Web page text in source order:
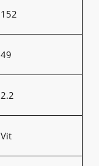
152
49
2.2
Vit